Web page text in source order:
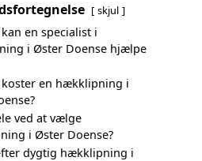
skjul
en specialist i
i Øster Doense hjælpe
koster en hækklipning i
ved at vælge
i Øster Doense?
dygtig hækklipning i